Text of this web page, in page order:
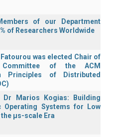
of our Department
of Researchers Worldwide
was elected Chair of
of the ACM
Principles of Distributed
Dr Marios Kogias: Building
Operating Systems for Low
μs-scale Era